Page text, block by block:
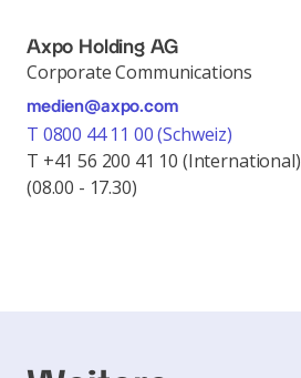
Axpo Holding AG
Corporate Communications
medien@axpo.com
T 0800 44 11 00 (Schweiz)
T +41 56 200 41 10 (International)
(08.00 - 17.30)